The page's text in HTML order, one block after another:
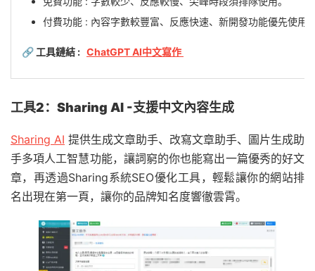
付費功能 : 內容字數較豐富、反應快速、新開發功能優先使用
🔗 工具鏈結 : ChatGPT AI中文寫作
工具2：Sharing AI -支援中文內容生成
Sharing AI 提供生成文章助手、改寫文章助手、圖片生成助
手多項人工智慧功能，讓詞窮的你也能寫出一篇優秀的好文
章，再透過Sharing系統SEO優化工具，輕鬆讓你的網站排
名出現在第一頁，讓你的品牌知名度響徹雲霄。